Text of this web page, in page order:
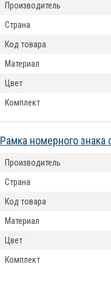
Производитель
Страна
Код товара
Материал
Цвет
Комплект
Рамка номерного
Производитель
Страна
Код товара
Материал
Цвет
Комплект